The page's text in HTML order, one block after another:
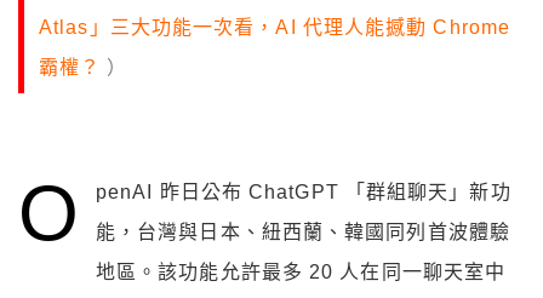
Atlas」三大功能一次看，AI 代理人能撼動 Chrome
霸權？
）
O
penAI 昨日公布 ChatGPT 「群組聊天」新功
能，台灣與日本、紐西蘭、韓國同列首波體驗
地區。該功能允許最多 20 人在同一聊天室中